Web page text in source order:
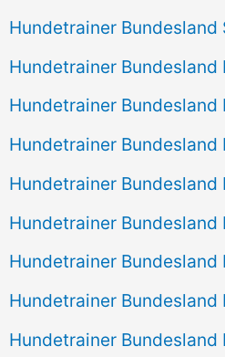
Hundetrainer Bundesland
Hundetrainer
Hundetrainer Bundesland
Hundetrainer Bundesland
Hundetrainer Bundesland
Hundetrainer Bundesland
Hundetrainer Bundesland
Hundetrainer Bundesland
Hundetrainer Bundesland